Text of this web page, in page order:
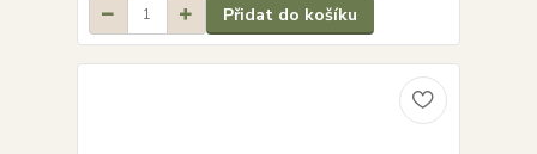
Přidat do košíku